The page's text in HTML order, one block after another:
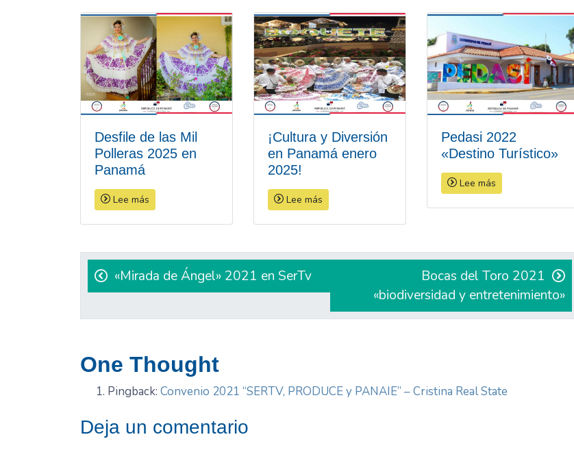
Desfile de las Mil
Polleras 2025 en
Panamá
Lee más
¡Cultura y Diversión
en Panamá enero
2025!
Lee más
Pedasi 2022
«Destino Turístico»
Lee más
Navegación
de
entradas
«Mirada de Ángel» 2021 en SerTv
Bocas del Toro 2021
«biodiversidad y entretenimiento»
One Thought
Pingback: Convenio 2021 “SERTV, PRODUCE y PANAIE” – Cristina Real State
Deja un comentario